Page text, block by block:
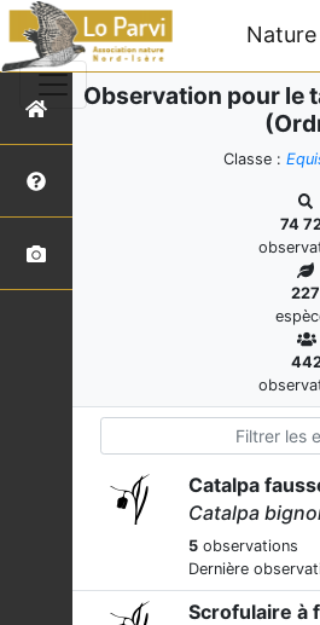
Observation pour le
Classe :
74
227
Catalpa
Catalpa
5 observations
Dernière
Scrofulaire à